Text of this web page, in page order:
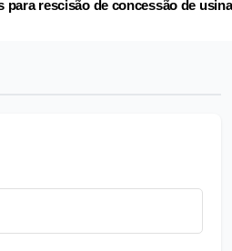
para rescisão de concessão de